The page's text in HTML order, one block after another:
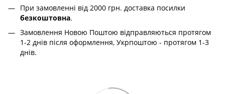
При замовленні від 2000 грн. доставка посилки
безкоштовна.
Замовлення Новою Поштою відправляються протягом
1-2 днів після оформлення, Укрпоштою - протягом 1-3
днів.